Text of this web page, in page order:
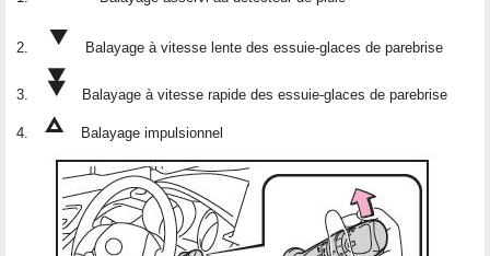
Balayage à vitesse lente des essuie-glaces de parebrise
Balayage à vitesse rapide des essuie-glaces de parebrise
Balayage impulsionnel